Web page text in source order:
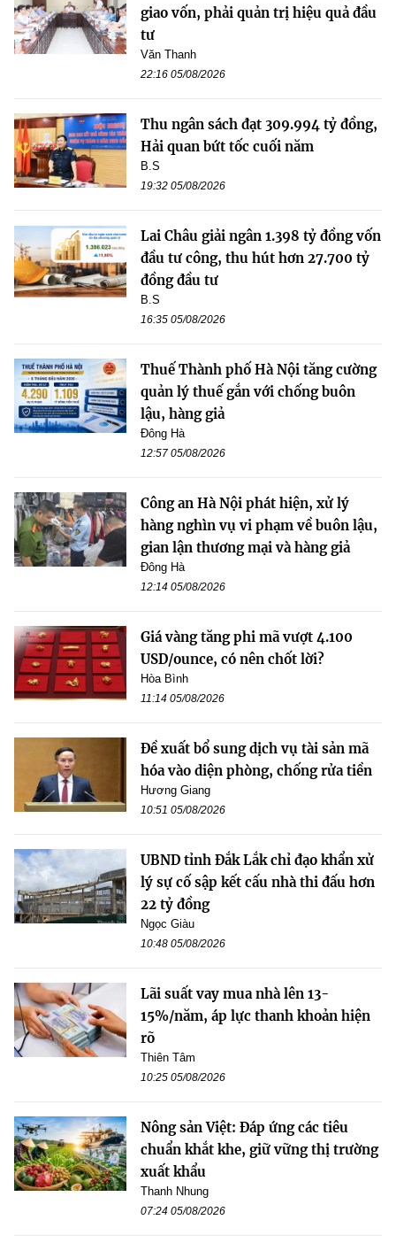
giao vốn, phải quản trị hiệu quả đầu
tư
Văn Thanh
22:16 05/08/2026
Thu ngân sách đạt 309.994 tỷ đồng,
Hải quan bứt tốc cuối năm
B.S
19:32 05/08/2026
Lai Châu giải ngân 1.398 tỷ đồng vốn
đầu tư công, thu hút hơn 27.700 tỷ
đồng đầu tư
B.S
16:35 05/08/2026
Thuế Thành phố Hà Nội tăng cường
quản lý thuế gắn với chống buôn
lậu, hàng giả
Đông Hà
12:57 05/08/2026
Công an Hà Nội phát hiện, xử lý
hàng nghìn vụ vi phạm về buôn lậu,
gian lận thương mại và hàng giả
Đông Hà
12:14 05/08/2026
Giá vàng tăng phi mã vượt 4.100
USD/ounce, có nên chốt lời?
Hòa Bình
11:14 05/08/2026
Đề xuất bổ sung dịch vụ tài sản mã
hóa vào diện phòng, chống rửa tiền
Hương Giang
10:51 05/08/2026
UBND tỉnh Đắk Lắk chỉ đạo khẩn xử
lý sự cố sập kết cấu nhà thi đấu hơn
22 tỷ đồng
Ngọc Giàu
10:48 05/08/2026
Lãi suất vay mua nhà lên 13-
15%/năm, áp lực thanh khoản hiện
rõ
Thiên Tâm
10:25 05/08/2026
Nông sản Việt: Đáp ứng các tiêu
chuẩn khắt khe, giữ vững thị trường
xuất khẩu
Thanh Nhung
07:24 05/08/2026